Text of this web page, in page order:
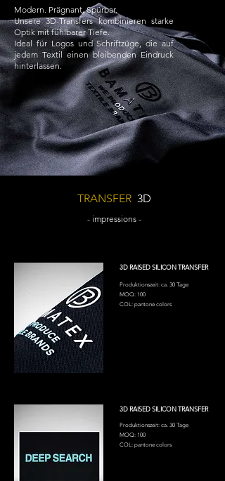
Modern. Prägnant. Spürbar.
Unsere 3D-Transfers kombinieren starke
Optik mit fühlbarer Tiefe.
Ideal für Logos und Schriftzüge, die auf
jedem Textil einen bleibenden Eindruck
hinterlassen.
TRANSFER 3D
- impressions -
3D RAISED SILICON TRANSFER
Produktionszeit: ca. 30 Tage
MOQ: 100
COL: pantone colors
3D RAISED SILICON TRANSFER
Produktionszeit: ca. 30 Tage
MOQ: 100
COL: pantone colors